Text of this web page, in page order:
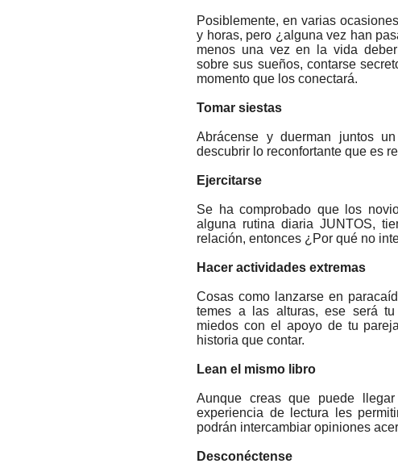
Posiblemente, en varias
y horas, pero ¿alguna vez han
menos una vez en la vida
sobre sus sueños, contarse
momento que los conectará.
Tomar siestas
Abrácense y duerman juntos
descubrir lo reconfortante que es
Ejercitarse
Se ha comprobado que los
alguna rutina diaria JUNTOS,
relación, entonces ¿Por qué no
Hacer actividades extremas
Cosas como lanzarse en
temes a las alturas, ese será
miedos con el apoyo de tu
historia que contar.
Lean el mismo libro
Aunque creas que puede
experiencia de lectura les
podrán intercambiar opiniones
Desconéctense